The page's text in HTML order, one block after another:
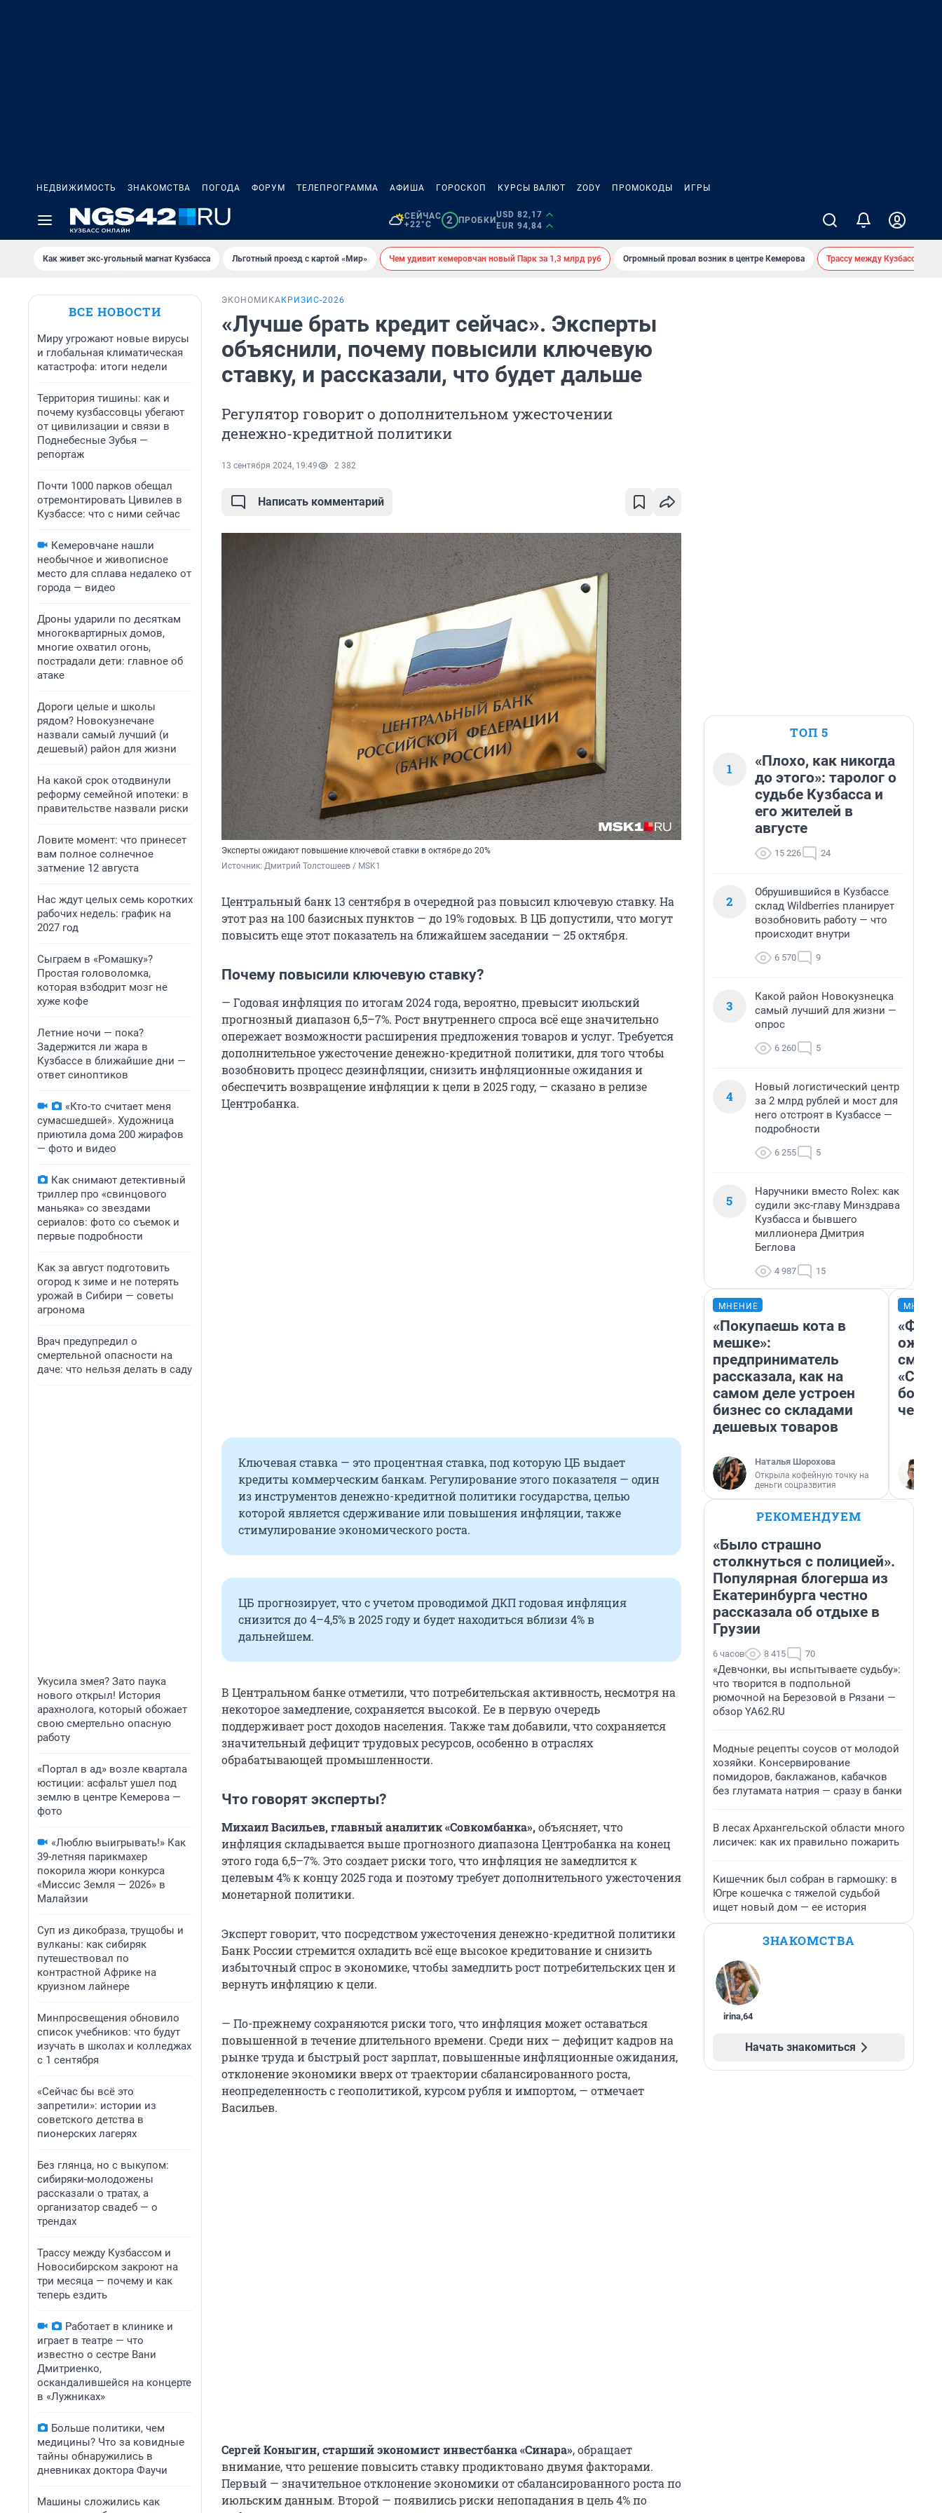
НЕДВИЖИМОСТЬ ЗНАКОМСТВА ПОГОДА ФОРУМ ТЕЛЕПРОГРАММА АФИША ГОРОСКОП КУРСЫ ВАЛЮТ ZODY ПРОМОКОДЫ ИГРЫ
СЕЙЧАС
+22°C
2 ПРОБКИ
USD 82,17
EUR 94,84
Как живет экс-угольный магнат Кузбасса Льготный проезд с картой «Мир» Чем удивит кемеровчан новый Парк за 1,3 млрд руб Огромный провал возник в центре Кемерова Трассу между Кузбассом и
ВСЕ НОВОСТИ
Миру угрожают новые вирусы
и глобальная климатическая
катастрофа: итоги недели
Территория тишины: как и
почему кузбассовцы убегают
от цивилизации и связи в
Поднебесные Зубья —
репортаж
Почти 1000 парков обещал
отремонтировать Цивилев в
Кузбассе: что с ними сейчас
Кемеровчане нашли
необычное и живописное
место для сплава недалеко от
города — видео
Дроны ударили по десяткам
многоквартирных домов,
многие охватил огонь,
пострадали дети: главное об
атаке
Дороги целые и школы
рядом? Новокузнечане
назвали самый лучший (и
дешевый) район для жизни
На какой срок отодвинули
реформу семейной ипотеки: в
правительстве назвали риски
Ловите момент: что принесет
вам полное солнечное
затмение 12 августа
Нас ждут целых семь коротких
рабочих недель: график на
2027 год
Сыграем в «Ромашку»?
Простая головоломка,
которая взбодрит мозг не
хуже кофе
Летние ночи — пока?
Задержится ли жара в
Кузбассе в ближайшие дни —
ответ синоптиков
«Кто-то считает меня
сумасшедшей». Художница
приютила дома 200 жирафов
— фото и видео
Как снимают детективный
триллер про «свинцового
маньяка» со звездами
сериалов: фото со съемок и
первые подробности
Как за август подготовить
огород к зиме и не потерять
урожай в Сибири — советы
агронома
Врач предупредил о
смертельной опасности на
даче: что нельзя делать в саду
Укусила змея? Зато паука
нового открыл! История
арахнолога, который обожает
свою смертельно опасную
работу
«Портал в ад» возле квартала
юстиции: асфальт ушел под
землю в центре Кемерова —
фото
«Люблю выигрывать!» Как
39-летняя парикмахер
покорила жюри конкурса
«Миссис Земля — 2026» в
Малайзии
Суп из дикобраза, трущобы и
вулканы: как сибиряк
путешествовал по
контрастной Африке на
круизном лайнере
Минпросвещения обновило
список учебников: что будут
изучать в школах и колледжах
с 1 сентября
«Сейчас бы всё это
запретили»: истории из
советского детства в
пионерских лагерях
Без глянца, но с выкупом:
сибиряки-молодожены
рассказали о тратах, а
организатор свадеб — о
трендах
Трассу между Кузбассом и
Новосибирском закроют на
три месяца — почему и как
теперь ездить
Работает в клинике и
играет в театре — что
известно о сестре Вани
Дмитриенко,
оскандалившейся на концерте
в «Лужниках»
Больше политики, чем
медицины? Что за ковидные
тайны обнаружились в
дневниках доктора Фаучи
Машины сложились как
ЭКОНОМИКА КРИЗИС-2026
«Лучше брать кредит сейчас». Эксперты
объяснили, почему повысили ключевую
ставку, и рассказали, что будет дальше
Регулятор говорит о дополнительном ужесточении
денежно-кредитной политики
13 сентября 2024, 19:49 2 382
Написать комментарий
Эксперты ожидают повышение ключевой ставки в октябре до 20%
Источник: Дмитрий Толстошеев / MSK1
Центральный банк 13 сентября в очередной раз повысил ключевую ставку. На
этот раз на 100 базисных пунктов — до 19% годовых. В ЦБ допустили, что могут
повысить еще этот показатель на ближайшем заседании — 25 октября.
Почему повысили ключевую ставку?
— Годовая инфляция по итогам 2024 года, вероятно, превысит июльский
прогнозный диапазон 6,5–7%. Рост внутреннего спроса всё еще значительно
опережает возможности расширения предложения товаров и услуг. Требуется
дополнительное ужесточение денежно-кредитной политики, для того чтобы
возобновить процесс дезинфляции, снизить инфляционные ожидания и
обеспечить возвращение инфляции к цели в 2025 году, — сказано в релизе
Центробанка.
Ключевая ставка — это процентная ставка, под которую ЦБ выдает
кредиты коммерческим банкам. Регулирование этого показателя — один
из инструментов денежно-кредитной политики государства, целью
которой является сдерживание или повышения инфляции, также
стимулирование экономического роста.
ЦБ прогнозирует, что с учетом проводимой ДКП годовая инфляция
снизится до 4–4,5% в 2025 году и будет находиться вблизи 4% в
дальнейшем.
В Центральном банке отметили, что потребительская активность, несмотря на
некоторое замедление, сохраняется высокой. Ее в первую очередь
поддерживает рост доходов населения. Также там добавили, что сохраняется
значительный дефицит трудовых ресурсов, особенно в отраслях
обрабатывающей промышленности.
Что говорят эксперты?
Михаил Васильев, главный аналитик «Совкомбанка»,объясняет, что
инфляция складывается выше прогнозного диапазона Центробанка на конец
этого года 6,5–7%. Это создает риски того, что инфляция не замедлится к
целевым 4% к концу 2025 года и поэтому требует дополнительного ужесточения
монетарной политики.
Эксперт говорит, что посредством ужесточения денежно-кредитной политики
Банк России стремится охладить всё еще высокое кредитование и снизить
избыточный спрос в экономике, чтобы замедлить рост потребительских цен и
вернуть инфляцию к цели.
— По-прежнему сохраняются риски того, что инфляция может оставаться
повышенной в течение длительного времени. Среди них — дефицит кадров на
рынке труда и быстрый рост зарплат, повышенные инфляционные ожидания,
отклонение экономики вверх от траектории сбалансированного роста,
неопределенность с геополитикой, курсом рубля и импортом, — отмечает
Васильев.
Сергей Коныгин, старший экономист инвестбанка «Синара», обращает
внимание, что решение повысить ставку продиктовано двумя факторами.
Первый — значительное отклонение экономики от сбалансированного роста по
июльским данным. Второй — появились риски непопадания в цель 4% по
ТОП 5
1
«Плохо, как никогда
до этого»: таролог о
судьбе Кузбасса и
его жителей в
августе
15 226 24
2
Обрушившийся в Кузбассе
склад Wildberries планирует
возобновить работу — что
происходит внутри
6 570 9
3
Какой район Новокузнецка
самый лучший для жизни —
опрос
6 260 5
4
Новый логистический центр
за 2 млрд рублей и мост для
него отстроят в Кузбассе —
подробности
6 255 5
5
Наручники вместо Rolex: как
судили экс-главу Минздрава
Кузбасса и бывшего
миллионера Дмитрия
Беглова
4 987 15
МНЕНИЕ
«Покупаешь кота в
мешке»:
предприниматель
рассказала, как на
самом деле устроен
бизнес со складами
дешевых товаров
Наталья Шорохова
Открыла кофейную точку на
деньги соцразвития
РЕКОМЕНДУЕМ
«Было страшно
столкнуться с полицией».
Популярная блогерша из
Екатеринбурга честно
рассказала об отдыхе в
Грузии
6 часов 8 415 70
«Девчонки, вы испытываете судьбу»:
что творится в подпольной
рюмочной на Березовой в Рязани —
обзор YA62.RU
Модные рецепты соусов от молодой
хозяйки. Консервирование
помидоров, баклажанов, кабачков
без глутамата натрия — сразу в банки
В лесах Архангельской области много
лисичек: как их правильно пожарить
Кишечник был собран в гармошку: в
Югре кошечка с тяжелой судьбой
ищет новый дом — ее история
ЗНАКОМСТВА
irina,64
Начать знакомиться